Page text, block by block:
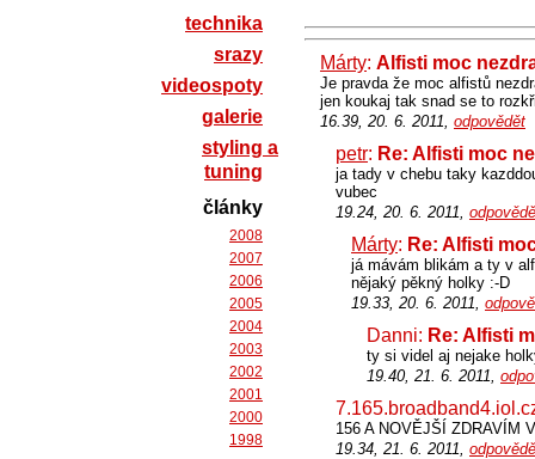
Márty: Alfisti moc
Je pravda že moc alfistů
jen koukaj tak snad se to
16.39, 20. 6. 2011, odpovědět
petr: Re: Alfisti moc
ja tady v chebu taky
vubec
19.24, 20. 6. 2011,
Márty: Re: Alfisti
já mávám blikám a ty v
nějaký pěkný holky :-D
19.33, 20. 6. 2011,
Danni: Re: Alfisti
ty si videl aj nejake
19.40, 21. 6. 2011,
156 A NOVĚJŠÍ ZDRAVÍM
19.34, 21. 6. 2011,
technika
srazy
videospoty
galerie
styling a
tuning
články
2008
2007
2006
2005
2004
2003
2002
2001
2000
1998